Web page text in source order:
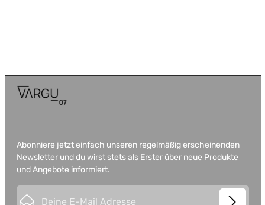
Abonniere jetzt einfach unseren regelmäßig erscheinenden
Newsletter und du wirst stets als Erster über neue Produkte
und Angebote informiert.